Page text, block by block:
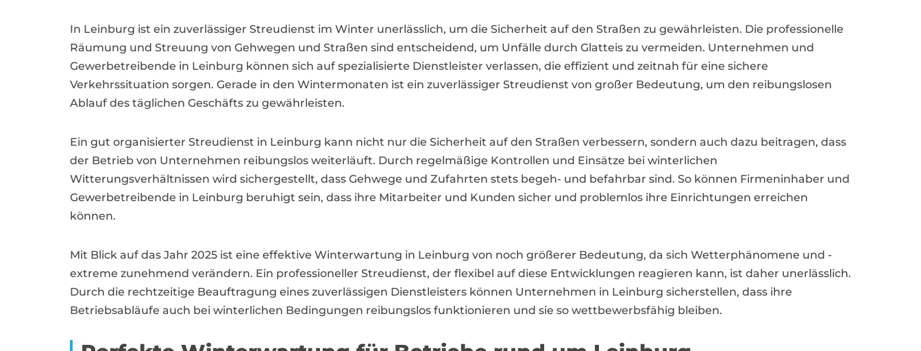
In Leinburg ist ein zuverlässiger Streudienst im Winter unerlässlich, um die Sicherheit auf den Straßen zu gewährleisten. Die professionelle
Räumung und Streuung von Gehwegen und Straßen sind entscheidend, um Unfälle durch Glatteis zu vermeiden. Unternehmen und
Gewerbetreibende in Leinburg können sich auf spezialisierte Dienstleister verlassen, die effizient und zeitnah für eine sichere
Verkehrssituation sorgen. Gerade in den Wintermonaten ist ein zuverlässiger Streudienst von großer Bedeutung, um den reibungslosen
Ablauf des täglichen Geschäfts zu gewährleisten.
Ein gut organisierter Streudienst in Leinburg kann nicht nur die Sicherheit auf den Straßen verbessern, sondern auch dazu beitragen, dass
der Betrieb von Unternehmen reibungslos weiterläuft. Durch regelmäßige Kontrollen und Einsätze bei winterlichen
Witterungsverhältnissen wird sichergestellt, dass Gehwege und Zufahrten stets begeh- und befahrbar sind. So können Firmeninhaber und
Gewerbetreibende in Leinburg beruhigt sein, dass ihre Mitarbeiter und Kunden sicher und problemlos ihre Einrichtungen erreichen
können.
Mit Blick auf das Jahr 2025 ist eine effektive Winterwartung in Leinburg von noch größerer Bedeutung, da sich Wetterphänomene und -
extreme zunehmend verändern. Ein professioneller Streudienst, der flexibel auf diese Entwicklungen reagieren kann, ist daher unerlässlich.
Durch die rechtzeitige Beauftragung eines zuverlässigen Dienstleisters können Unternehmen in Leinburg sicherstellen, dass ihre
Betriebsabläufe auch bei winterlichen Bedingungen reibungslos funktionieren und sie so wettbewerbsfähig bleiben.